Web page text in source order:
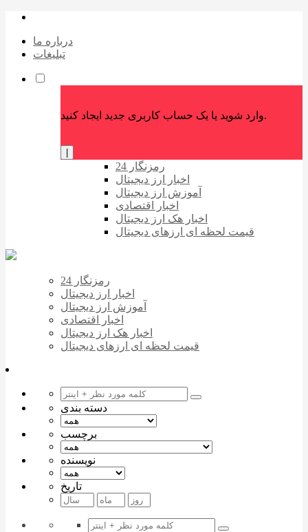
درباره ما
تبلیغات
وارد شوید یا یک حساب کاربری جدید ایجاد کنید.
رمزنگار 24
اخبار ارز دیجیتال
آموزش ارز دیجیتال
اخبار اقتصادی
اخبار هک ارز دیجیتال
قیمت لحظه ای ارزهای دیجیتال
رمزنگار 24
اخبار ارز دیجیتال
آموزش ارز دیجیتال
اخبار اقتصادی
اخبار هک ارز دیجیتال
قیمت لحظه ای ارزهای دیجیتال
دسته بندی
برچسب
نویسنده
تاریخ